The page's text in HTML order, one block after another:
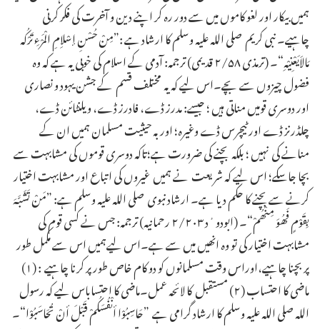
ہمیں بیکار اور لغو کاموں میں سے دور رہ کر اپنے دین و آخرت کی فکر کرنی
چاہیے۔ نبی کریم صلی اللہ علیہ وسلم کا ارشاد ہے :”مِنْ حُسْنِ إسْلاِمِ الْمَرْءِ تَرْکُہ
مَالاَیَعْنِیْہِ“۔ (ترمذی ۲/۵۸ قدیمی) ترجمہ: آدمی کے اسلام کی خوبی یہ ہے کہ وہ
فضول چیزوں سے بچے۔اس لیے کہ یہ مختلف قسم کے جشن یہود و نصاری
اور دوسری قومیں مناتی ہیں ؛ جیسے: مدرز ڈے، فادرز ڈے، ویلنٹائن ڈے،
چلڈرنز ڈے اور ٹیچرس ڈے وغیرہ؛ اور بہ حیثیت مسلمان ہمیں ان کے
منانے کی نہیں ؛ بلکہ بچنے کی ضرورت ہے؛تاکہ دوسری قوموں کی مشابہت سے
بچا جاسکے؛ اس لیے کہ شریعت نے ہمیں غیروں کی اتباع اور مشابہت اختیار
کرنے سے بچنے کا حکم دیا ہے۔ ارشاد نبوی صلی اللہ علیہ وسلم ہے: ”مَنْ تَشَبَّہَ
بِقَوْمٍ فَھُوَ مِنْھُمْ“۔ (ابودوٴد ۲/۲۰۳ رحمانیہ) ترجمہ: جس نے کسی قوم کی
مشابہت اختیار کی تو وہ انھیں میں سے ہے۔اس لیےہمیں اس سے مکمل طور
پر بچنا چاہیے،اوراس وقت مسلمانوں کو دو کام خاص طور پر کرنا چاہیے : (۱)
ماضی کا احتساب (۲) مستقبل کا لائحہ عمل۔ماضی کا احتساباس لیے کہ رسول
اللہ صلی اللہ علیہ وسلم کا ارشاد گرامی ہے ”حَاسِبُوْا أنْفُسَکُمْ قَبْلَ أنْ تُحَاسَبُوْا“۔